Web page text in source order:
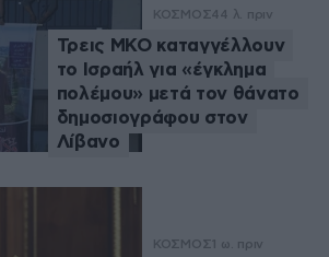
ΚΟΣΜΟΣ44 λ. πριν
Τρεις ΜΚΟ καταγγέλλουν
το Ισραήλ για «έγκλημα
πολέμου» μετά τον θάνατο
δημοσιογράφου στον
Λίβανο
ΚΟΣΜΟΣ 1 ω. πριν